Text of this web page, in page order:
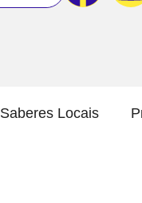
Saberes Locais